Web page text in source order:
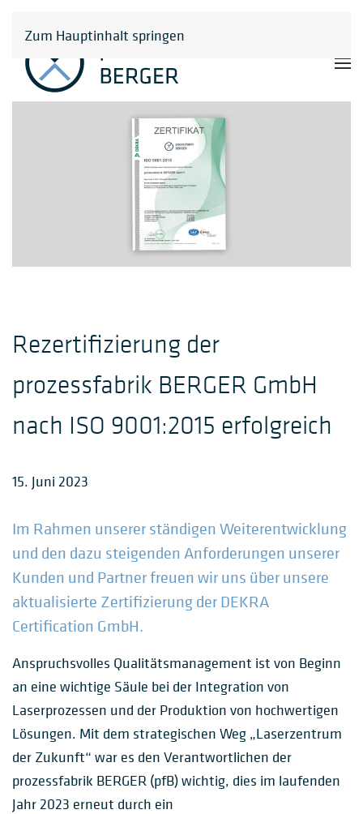
Zum Hauptinhalt springen
Rezertifizierung der
prozessfabrik BERGER GmbH
nach ISO 9001:2015 erfolgreich
15. Juni 2023
Im Rahmen unserer ständigen Weiterentwicklung
und den dazu steigenden Anforderungen unserer
Kunden und Partner freuen wir uns über unsere
aktualisierte Zertifizierung der DEKRA
Certification GmbH.
Anspruchsvolles Qualitätsmanagement ist von Beginn
an eine wichtige Säule bei der Integration von
Laserprozessen und der Produktion von hochwertigen
Lösungen. Mit dem strategischen Weg „Laserzentrum
der Zukunft“ war es den Verantwortlichen der
prozessfabrik BERGER (pfB) wichtig, dies im laufenden
Jahr 2023 erneut durch ein